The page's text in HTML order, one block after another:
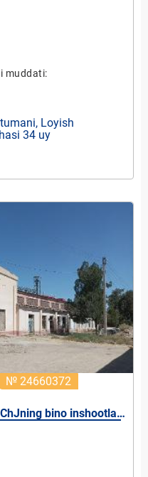
muddati:
Loyish
34 uy
№ 24660372
bino inshootlar